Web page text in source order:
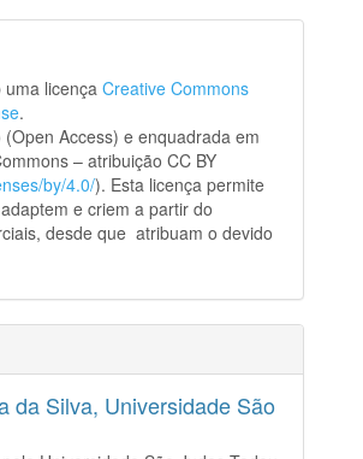
uma licençaCreative Commons
.
Access) e enquadrada em
– atribuição CC BY
by/4.0/). Esta licença permite
e criem a partir do
desde que atribuam o devido
da Silva, Universidade São